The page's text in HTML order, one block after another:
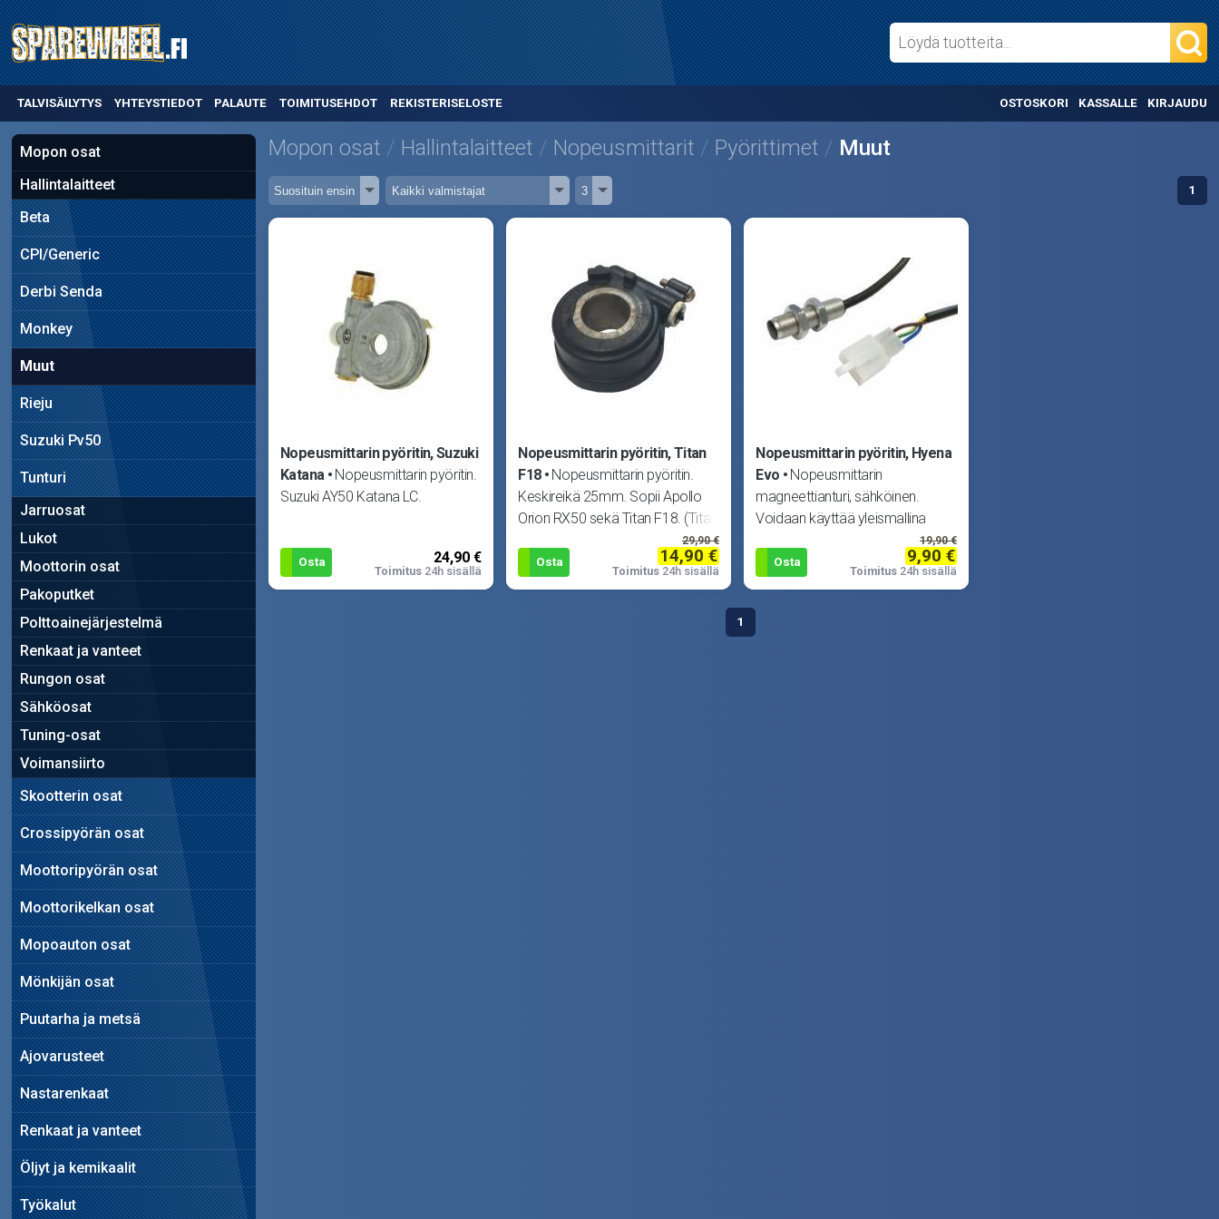
TALVISÄILYTYS YHTEYSTIEDOT PALAUTE TOIMITUSEHDOT REKISTERISELOSTE OSTOSKORI KASSALLE KIRJAUDU
Mopon osat
Hallintalaitteet
Beta
CPI/Generic
Derbi Senda
Monkey
Muut
Rieju
Suzuki Pv50
Tunturi
Jarruosat
Lukot
Moottorin osat
Pakoputket
Polttoainejärjestelmä
Renkaat ja vanteet
Rungon osat
Sähköosat
Tuning-osat
Voimansiirto
Skootterin osat
Crossipyörän osat
Moottoripyörän osat
Moottorikelkan osat
Mopoauton osat
Mönkijän osat
Puutarha ja metsä
Ajovarusteet
Nastarenkaat
Renkaat ja vanteet
Öljyt ja kemikaalit
Työkalut
Mopon osat Hallintalaitteet Nopeusmittarit Pyörittimet Muut
1
Nopeusmittarin pyöritin, Suzuki
Katana
Nopeusmittarin pyöritin.
Suzuki AY50 Katana LC.
Osta 24,90 €
Toimitus24h sisällä
Nopeusmittarin pyöritin, Titan
F18
Nopeusmittarin pyöritin.
Keskireikä 25mm. Sopii Apollo
Orion RX50 sekä Titan F18. (Titan
Osta
29,90 €
14,90 €
Toimitus24h sisällä
Nopeusmittarin pyöritin, Hyena
Evo
Nopeusmittarin
magneettianturi, sähköinen.
Voidaan käyttää yleismallina
myös muissa ajoneuvoissa.
Kierreosa M12x1.
Osta
19,90 €
9,90 €
Toimitus 24h sisällä
1